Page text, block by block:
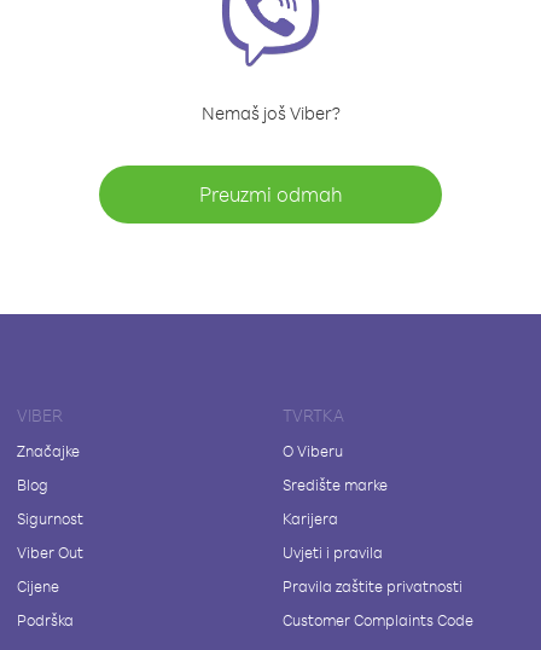
Nemaš još Viber?
Preuzmi odmah
VIBER
Značajke
Blog
Sigurnost
Viber Out
Cijene
Podrška
TVRTKA
O Viberu
Središte marke
Karijera
Uvjeti i pravila
Pravila zaštite privatnosti
Customer Complaints Code